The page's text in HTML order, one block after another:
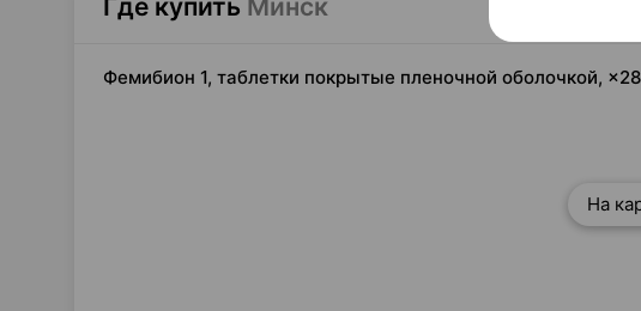
Где купить Минск
Фемибион 1, таблетки покрытые пленочной оболочкой,
На